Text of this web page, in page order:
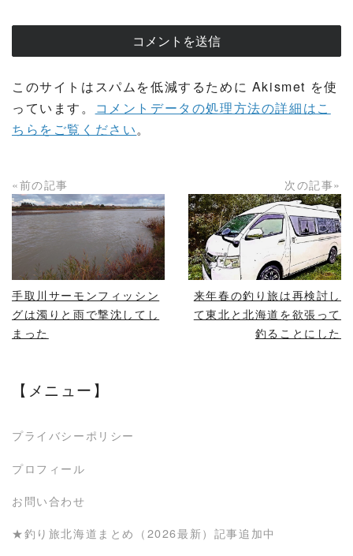
このサイトはスパムを低減するために Akismet を使
っています。
コメントデータの処理方法の詳細はこ
ちらをご覧ください。
«前の記事
READ MORE
手取川サーモンフィッシン
グは濁りと雨で撃沈してし
まった
次の記事»
READ MORE
来年春の釣り旅は再検討し
て東北と北海道を欲張って
釣ることにした
【メニュー】
プライバシーポリシー
プロフィール
お問い合わせ
★釣り旅北海道まとめ（2026最新）記事追加中